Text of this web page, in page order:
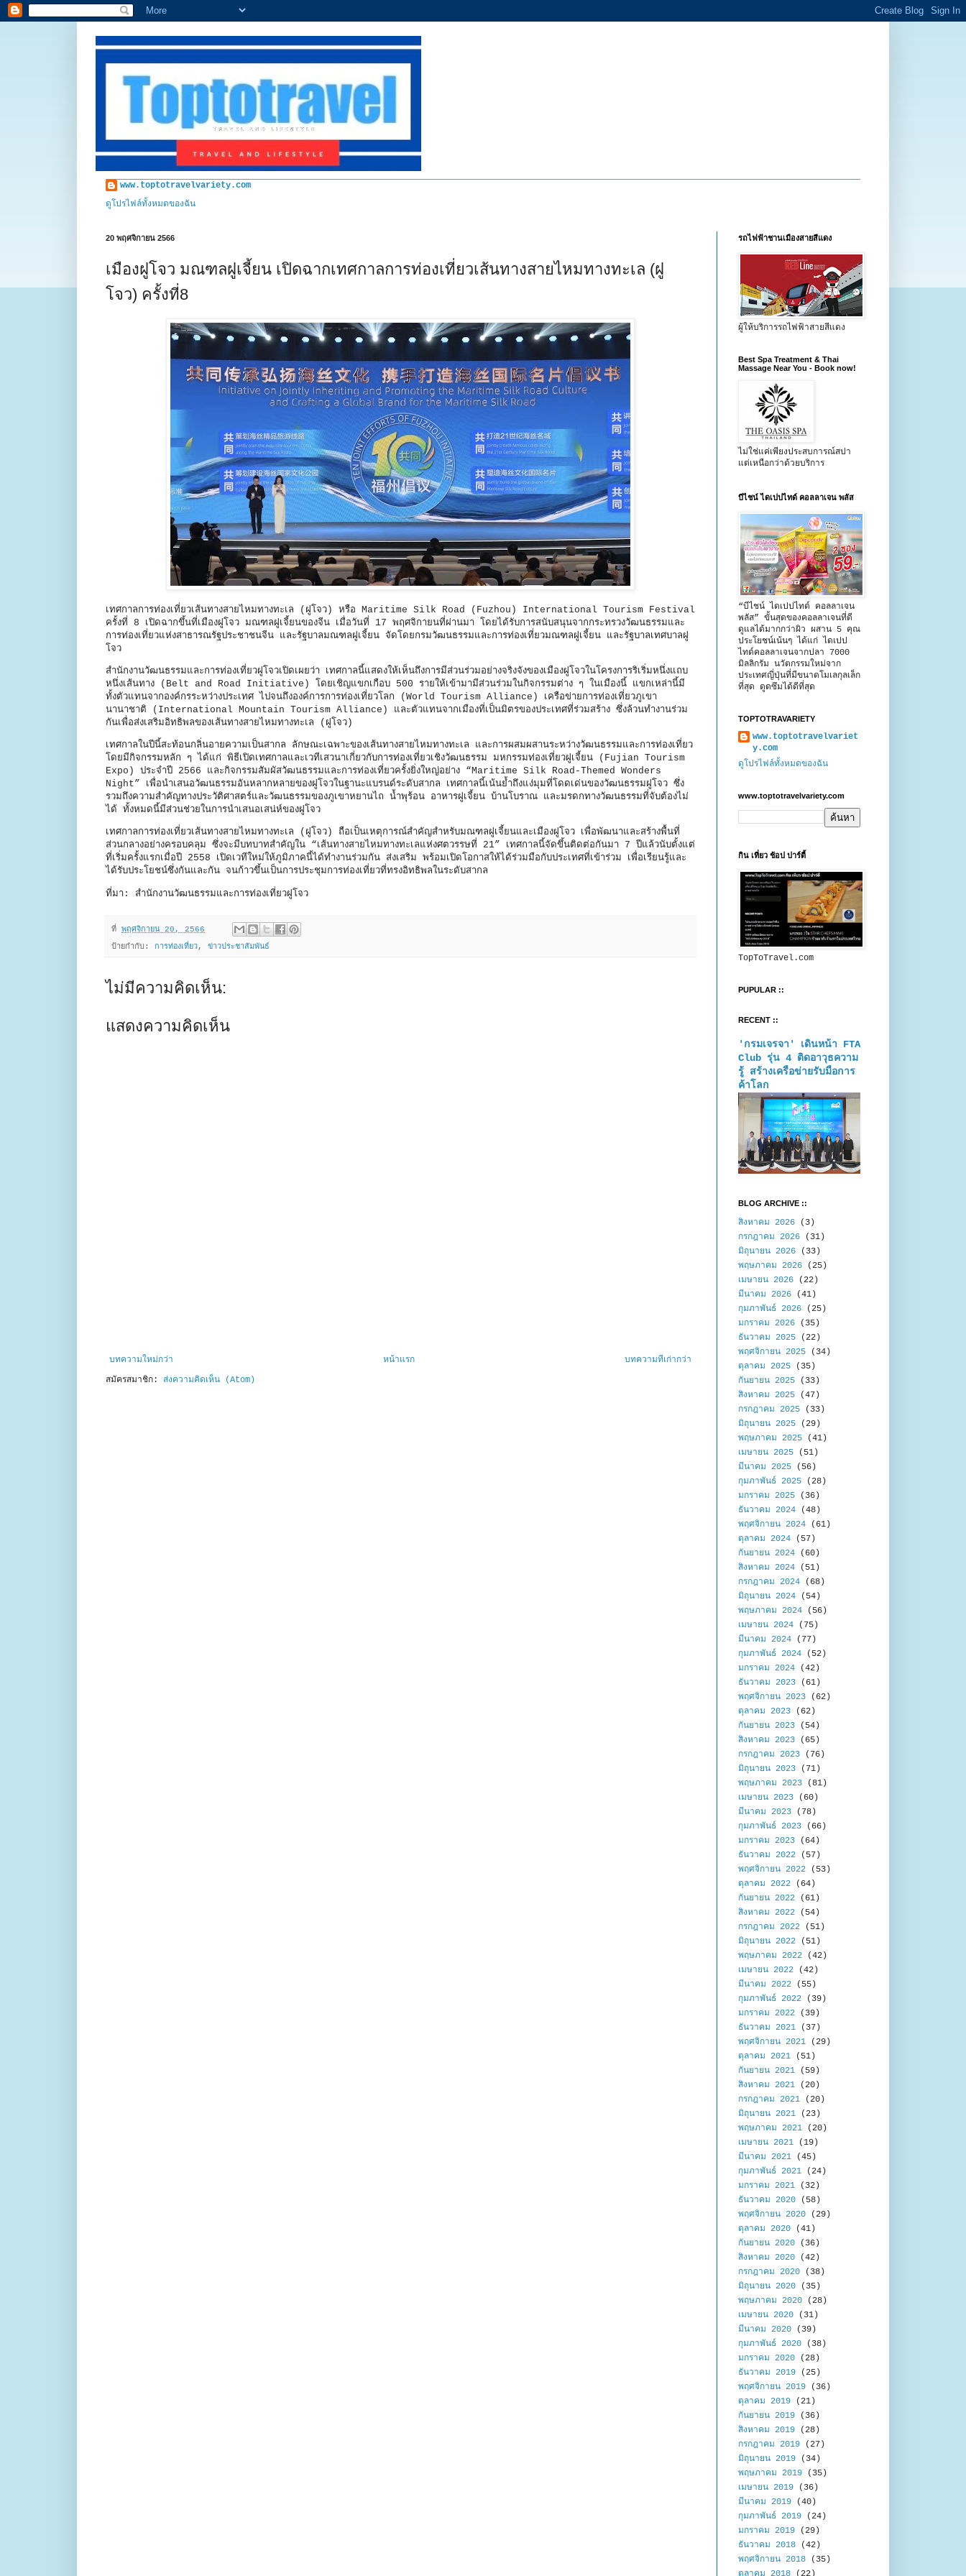
www.toptotravelvariety.com
ดูโปรไฟล์ทั้งหมดของฉัน
20 พฤศจิกายน 2566
เมืองฝูโจว มณฑลฝูเจี้ยน เปิดฉากเทศกาลการท่องเที่ยวเส้นทางสายไหมทางทะเล (ฝู
โจว) ครั้งที่8
เทศกาลการท่องเที่ยวเส้นทางสายไหมทางทะเล (ฝูโจว) หรือ Maritime Silk Road (Fuzhou) International Tourism Festival
ครั้งที่ 8 เปิดฉากขึ้นที่เมืองฝูโจว มณฑลฝูเจี้ยนของจีน เมื่อวันที่ 17 พฤศจิกายนที่ผ่านมา โดยได้รับการสนับสนุนจากกระทรวงวัฒนธรรมและ
การท่องเที่ยวแห่งสาธารณรัฐประชาชนจีน และรัฐบาลมณฑลฝูเจี้ยน จัดโดยกรมวัฒนธรรมและการท่องเที่ยวมณฑลฝูเจี้ยน และรัฐบาลเทศบาลฝู
โจว
สำนักงานวัฒนธรรมและการท่องเที่ยวฝูโจวเปิดเผยว่า เทศกาลนี้แสดงให้เห็นถึงการมีส่วนร่วมอย่างจริงจังของเมืองฝูโจวในโครงการริเริ่มหนึ่งแถบ
หนึ่งเส้นทาง (Belt and Road Initiative) โดยเชิญแขกเกือบ 500 รายให้เข้ามามีส่วนร่วมในกิจกรรมต่าง ๆ ในเมืองนี้ แขกเหล่านี้มี
ทั้งตัวแทนจากองค์กรระหว่างประเทศ ไปจนถึงองค์การการท่องเที่ยวโลก (World Tourism Alliance) เครือข่ายการท่องเที่ยวภูเขา
นานาชาติ (International Mountain Tourism Alliance) และตัวแทนจากเมืองที่เป็นมิตรของประเทศที่ร่วมสร้าง ซึ่งล้วนทำงานร่วม
กันเพื่อส่งเสริมอิทธิพลของเส้นทางสายไหมทางทะเล (ฝูโจว)
เทศกาลในปีนี้สะท้อนกลิ่นอายความเป็นสากล ลักษณะเฉพาะของเส้นทางสายไหมทางทะเล และการผสมผสานระหว่างวัฒนธรรมและการท่องเที่ยว
โดยมีกิจกรรมหลัก ๆ ได้แก่ พิธีเปิดเทศกาลและเวทีเสวนาเกี่ยวกับการท่องเที่ยวเชิงวัฒนธรรม มหกรรมท่องเที่ยวฝูเจี้ยน (Fujian Tourism
Expo) ประจำปี 2566 และกิจกรรมสัมผัสวัฒนธรรมและการท่องเที่ยวครั้งยิ่งใหญ่อย่าง “Maritime Silk Road-Themed Wonders
Night” เพื่อนำเสนอวัฒนธรรมอันหลากหลายของฝูโจวในฐานะแบรนด์ระดับสากล เทศกาลนี้เน้นย้ำถึงแง่มุมที่โดดเด่นของวัฒนธรรมฝูโจว ซึ่ง
รวมถึงความสำคัญทางประวัติศาสตร์และวัฒนธรรมของภูเขาหยานไถ น้ำพุร้อน อาหารฝูเจี้ยน บ้านโบราณ และมรดกทางวัฒนธรรมที่จับต้องไม่
ได้ ทั้งหมดนี้มีส่วนช่วยในการนำเสนอเสน่ห์ของฝูโจว
เทศกาลการท่องเที่ยวเส้นทางสายไหมทางทะเล (ฝูโจว) ถือเป็นเหตุการณ์สำคัญสำหรับมณฑลฝูเจี้ยนและเมืองฝูโจว เพื่อพัฒนาและสร้างพื้นที่
ส่วนกลางอย่างครอบคลุม ซึ่งจะมีบทบาทสำคัญใน “เส้นทางสายไหมทางทะเลแห่งศตวรรษที่ 21” เทศกาลนี้จัดขึ้นติดต่อกันมา 7 ปีแล้วนับตั้งแต่
ที่เริ่มครั้งแรกเมื่อปี 2558 เปิดเวทีใหม่ให้ภูมิภาคนี้ได้ทำงานร่วมกัน ส่งเสริม พร้อมเปิดโอกาสให้ได้ร่วมมือกับประเทศที่เข้าร่วม เพื่อเรียนรู้และ
ได้รับประโยชน์ซึ่งกันและกัน จนก้าวขึ้นเป็นการประชุมการท่องเที่ยวที่ทรงอิทธิพลในระดับสากล
ที่มา: สำนักงานวัฒนธรรมและการท่องเที่ยวฝูโจว
ที่ พฤศจิกายน 20, 2566
ป้ายกำกับ: การท่องเที่ยว, ข่าวประชาสัมพันธ์
ไม่มีความคิดเห็น:
แสดงความคิดเห็น
บทความใหม่กว่า บทความที่เก่ากว่า
หน้าแรก
สมัครสมาชิก: ส่งความคิดเห็น (Atom)
รถไฟฟ้าชานเมืองสายสีแดง
ผู้ให้บริการรถไฟฟ้าสายสีแดง
Best Spa Treatment & Thai
Massage Near You - Book now!
ไม่ใช่แค่เพียงประสบการณ์สปา
แต่เหนือกว่าด้วยบริการ
บีไชน์ ไดเปปไทด์ คอลลาเจน พลัส
“บีไชน์ ไดเปปไทด์ คอลลาเจน
พลัส” ขั้นสุดของคอลลาเจนที่ดี
ดูแลได้มากกว่าผิว ผสาน 5 คุณ
ประโยชน์เน้นๆ ได้แก่ ไดเปป
ไทด์คอลลาเจนจากปลา 7000
มิลลิกรัม นวัตกรรมใหม่จาก
ประเทศญี่ปุ่นที่มีขนาดโมเลกุลเล็ก
ที่สุด ดูดซึมได้ดีที่สุด
TOPTOTRAVARIETY
www.toptotravelvariet
y.com
ดูโปรไฟล์ทั้งหมดของฉัน
www.toptotravelvariety.com
กิน เที่ยว ช้อป ปาร์ตี้
TopToTravel.com
PUPULAR ::
RECENT ::
'กรมเจรจา' เดินหน้า FTA
Club รุ่น 4 ติดอาวุธความ
รู้ สร้างเครือข่ายรับมือการ
ค้าโลก
BLOG ARCHIVE ::
สิงหาคม 2026 (3)
กรกฎาคม 2026 (31)
มิถุนายน 2026 (33)
พฤษภาคม 2026 (25)
เมษายน 2026 (22)
มีนาคม 2026 (41)
กุมภาพันธ์ 2026 (25)
มกราคม 2026 (35)
ธันวาคม 2025 (22)
พฤศจิกายน 2025 (34)
ตุลาคม 2025 (35)
กันยายน 2025 (33)
สิงหาคม 2025 (47)
กรกฎาคม 2025 (33)
มิถุนายน 2025 (29)
พฤษภาคม 2025 (41)
เมษายน 2025 (51)
มีนาคม 2025 (56)
กุมภาพันธ์ 2025 (28)
มกราคม 2025 (36)
ธันวาคม 2024 (48)
พฤศจิกายน 2024 (61)
ตุลาคม 2024 (57)
กันยายน 2024 (60)
สิงหาคม 2024 (51)
กรกฎาคม 2024 (68)
มิถุนายน 2024 (54)
พฤษภาคม 2024 (56)
เมษายน 2024 (75)
มีนาคม 2024 (77)
กุมภาพันธ์ 2024 (52)
มกราคม 2024 (42)
ธันวาคม 2023 (61)
พฤศจิกายน 2023 (62)
ตุลาคม 2023 (62)
กันยายน 2023 (54)
สิงหาคม 2023 (65)
กรกฎาคม 2023 (76)
มิถุนายน 2023 (71)
พฤษภาคม 2023 (81)
เมษายน 2023 (60)
มีนาคม 2023 (78)
กุมภาพันธ์ 2023 (66)
มกราคม 2023 (64)
ธันวาคม 2022 (57)
พฤศจิกายน 2022 (53)
ตุลาคม 2022 (64)
กันยายน 2022 (61)
สิงหาคม 2022 (54)
กรกฎาคม 2022 (51)
มิถุนายน 2022 (51)
พฤษภาคม 2022 (42)
เมษายน 2022 (42)
มีนาคม 2022 (55)
กุมภาพันธ์ 2022 (39)
มกราคม 2022 (39)
ธันวาคม 2021 (37)
พฤศจิกายน 2021 (29)
ตุลาคม 2021 (51)
กันยายน 2021 (59)
สิงหาคม 2021 (20)
กรกฎาคม 2021 (20)
มิถุนายน 2021 (23)
พฤษภาคม 2021 (20)
เมษายน 2021 (19)
มีนาคม 2021 (45)
กุมภาพันธ์ 2021 (24)
มกราคม 2021 (32)
ธันวาคม 2020 (58)
พฤศจิกายน 2020 (29)
ตุลาคม 2020 (41)
กันยายน 2020 (36)
สิงหาคม 2020 (42)
กรกฎาคม 2020 (38)
มิถุนายน 2020 (35)
พฤษภาคม 2020 (28)
เมษายน 2020 (31)
มีนาคม 2020 (39)
กุมภาพันธ์ 2020 (38)
มกราคม 2020 (28)
ธันวาคม 2019 (25)
พฤศจิกายน 2019 (36)
ตุลาคม 2019 (21)
กันยายน 2019 (36)
สิงหาคม 2019 (28)
กรกฎาคม 2019 (27)
มิถุนายน 2019 (34)
พฤษภาคม 2019 (35)
เมษายน 2019 (36)
มีนาคม 2019 (40)
กุมภาพันธ์ 2019 (24)
มกราคม 2019 (29)
ธันวาคม 2018 (42)
พฤศจิกายน 2018 (35)